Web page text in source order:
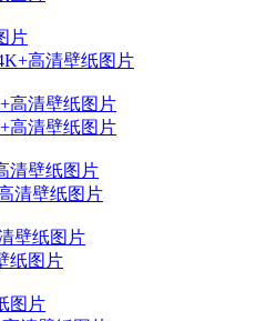
片
高清壁纸图片
清壁纸图片
壁纸图片
图片